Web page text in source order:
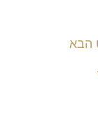
הבא